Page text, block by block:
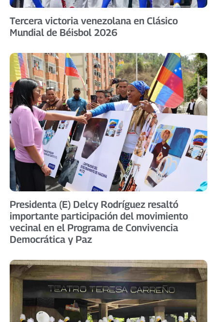
Tercera victoria venezolana en Clásico
Mundial de Béisbol 2026
Presidenta (E) Delcy Rodríguez resaltó
importante participación del movimiento
vecinal en el Programa de Convivencia
Democrática y Paz